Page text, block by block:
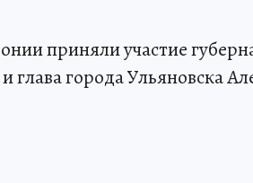
приняли участие
глава города Ульяновска